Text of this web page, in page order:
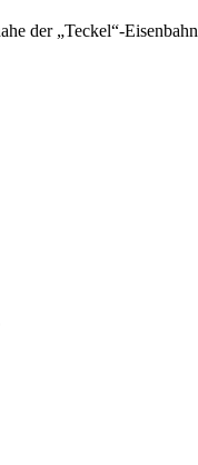
der „Teckel“-